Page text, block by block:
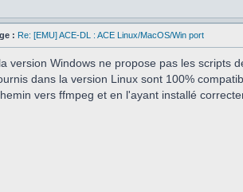
: Re: [EMU] ACE-DL : ACE Linux/MacOS/Win port
version Windows ne propose pas les scripts
dans la version Linux sont 100%
vers ffmpeg et en l'ayant installé